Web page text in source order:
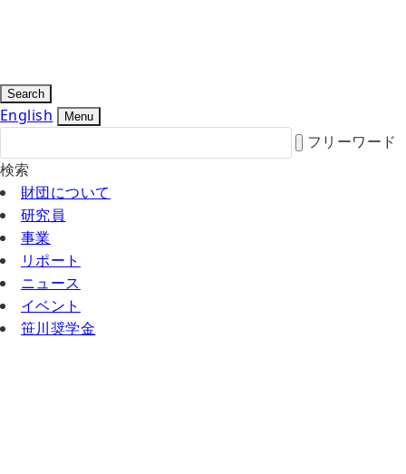
Search
English Menu
フリーワード
検索
財団について
研究員
事業
リポート
ニュース
イベント
笹川奨学金